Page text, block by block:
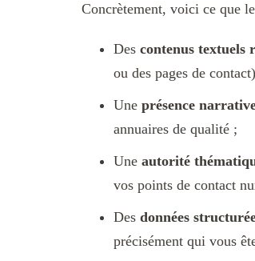
Concrètement, voici ce que
Des contenus textuels
ou des pages de
Une présence
annuaires de qualité ;
Une autorité
vos points de contact
Des données
précisément qui vous